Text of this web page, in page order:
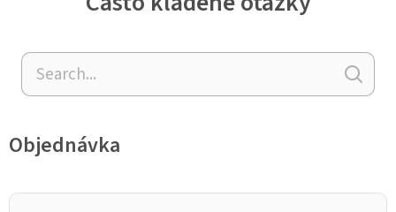
Objednávka